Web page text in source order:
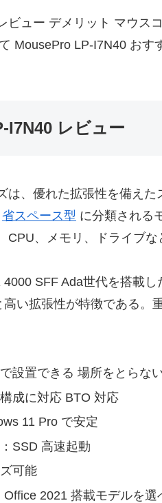
ビュー デメリット マウス
MousePro LP-I7N40 お
I7N40 レビュー
は、優れた拡張性を備えた
省スペース型 に分類される
CPU、メモリ、ドライブな
SFF Ada世代を搭載
い拡張性が特徴である。
設置できる 場所をとらな
成に対応 BTO 対応
11 Pro で安定
SSD 高速起動
可能
Office 2021 搭載モデルを選